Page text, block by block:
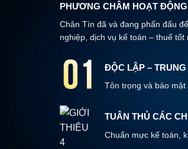
PHƯƠNG CHÂM HOẠT ĐỘNG
Chân Tín đã và đang phấn đấu
nghiệp, dịch vụ kế toán – thuế
ĐỘC LẬP –
Tôn trọng và bảo
TUÂN THỦ CÁC
Chuẩn mực kế toán,